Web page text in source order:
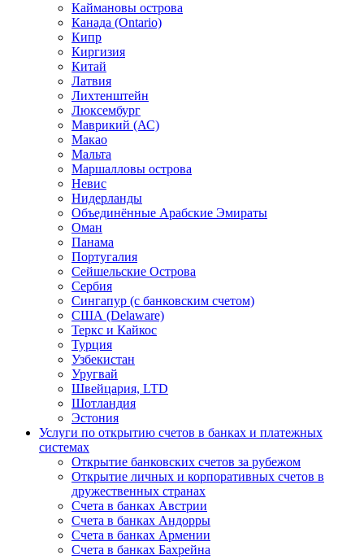
Каймановы острова
Канада (Ontario)
Кипр
Киргизия
Китай
Латвия
Лихтенштейн
Люксембург
Маврикий (АС)
Макао
Мальта
Маршалловы острова
Нeвис
Нидерланды
Объединённые Арабские Эмираты
Оман
Панама
Португалия
Сейшельские Острова
Сербия
Сингапур (c банковским счетом)
США (Delaware)
Теркс и Кайкос
Турция
Узбекистан
Уругвай
Швейцария, LTD
Шотландия
Эстония
Услуги по открытию счетов в банках и платежных
системах
Открытие банковских счетов за рубежом
Открытие личных и корпоративных счетов в
дружественных странах
Счета в банках Австрии
Счета в банках Андорры
Счета в банках Армении
Счета в банках Бахрейна